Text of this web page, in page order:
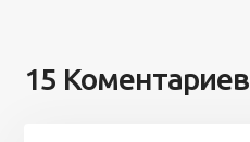
15 Коментариев